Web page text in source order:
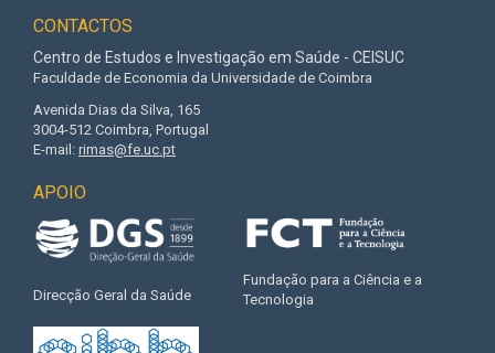
CONTACTOS
Centro de Estudos e Investigação em Saúde - CEISUC
Faculdade de Economia da Universidade de Coimbra
Avenida Dias da Silva, 165
3004-512 Coimbra, Portugal
E-mail: rimas@fe.uc.pt
APOIO
Direcção Geral da Saúde
Fundação para a Ciência e a
Tecnologia